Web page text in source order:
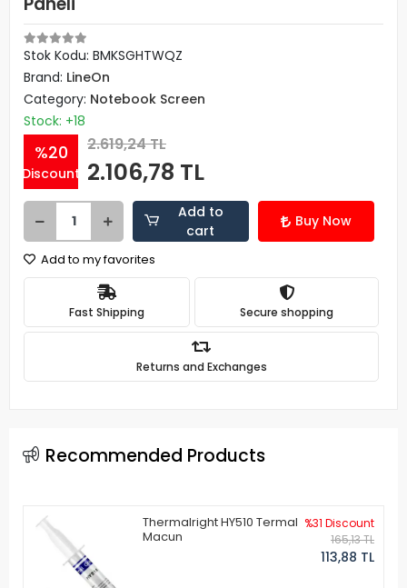
Stok Kodu: BMKSGHTWQZ
Brand: LineOn
Category: Notebook Screen
Stock: +18
%20
Discount
2.619,24 TL
2.106,78 TL
Add to
cart
Buy Now
Add to my favorites
Fast Shipping Secure shopping
Returns and Exchanges
Recommended Products
Thermalright HY510 Termal
Macun
%31 Discount
165,13 TL
113,88 TL